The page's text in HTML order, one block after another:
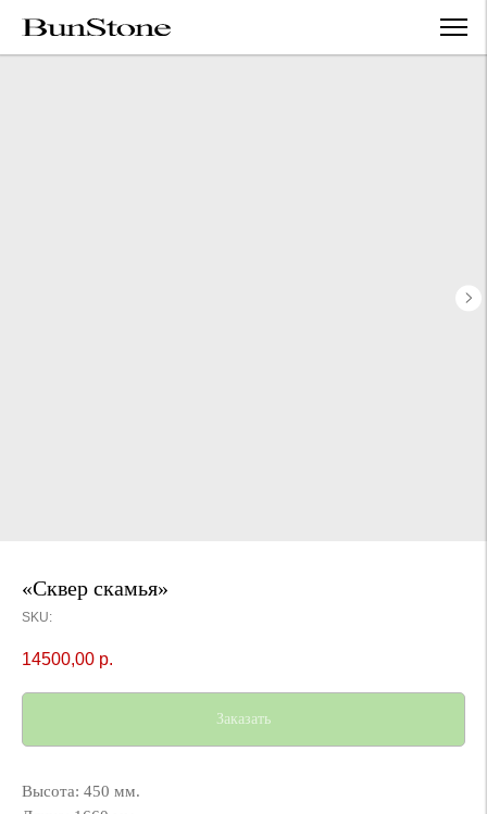
«Сквер скамья»
SKU:
14500,00 р.
Заказать
Высота: 450 мм.